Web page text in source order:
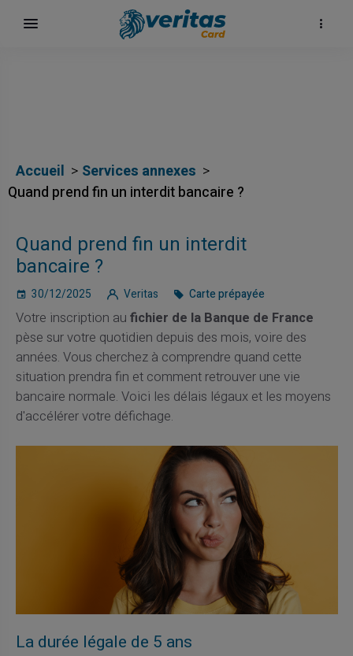
Accueil
Services annexes
Quand prend fin un interdit bancaire ?
Quand prend fin un interdit
bancaire ?
30/12/2025 Veritas Carte prépayée
Votre inscription au fichier de la Banque de France
pèse sur votre quotidien depuis des mois, voire des
années. Vous cherchez à comprendre quand cette
situation prendra fin et comment retrouver une vie
bancaire normale. Voici les délais légaux et les moyens
d'accélérer votre défichage.
La durée légale de 5 ans